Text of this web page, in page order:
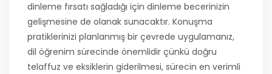
dinleme fırsatı sağladığı için dinleme becerinizin
gelişmesine de olanak sunacaktır. Konuşma
pratiklerinizi planlanmış bir çevrede uygulamanız,
dil öğrenim sürecinde önemlidir çünkü doğru
telaffuz ve eksiklerin giderilmesi, sürecin en verimli